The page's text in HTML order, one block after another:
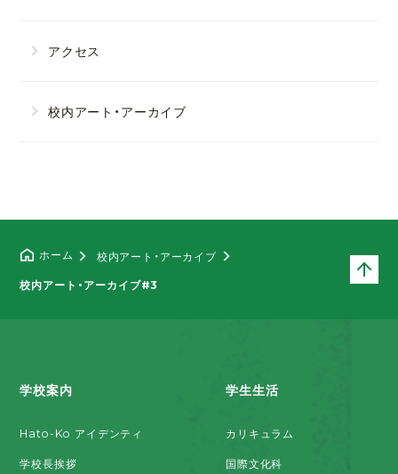
アクセス
校内アート・アーカイブ
ホーム
校内アート・アーカイブ
校内アート・アーカイブ#3
学校案内
Hato-Ko アイデンティ
学校長挨拶
学生生活
カリキュラム
国際文化科